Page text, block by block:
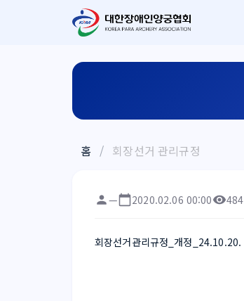
홈 / 회장선거 관리규정
— 2020.02.06 00:00 484
회장선거관리규정_개정_24.10.20.